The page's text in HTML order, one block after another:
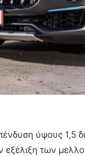
ύψους 1,5
εξέλιξη των